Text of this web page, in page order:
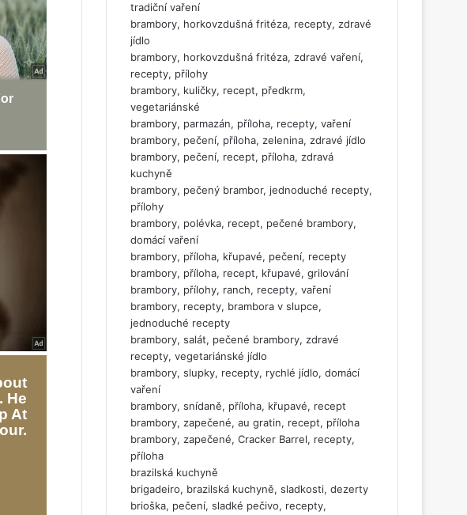
tradiční vaření
brambory, horkovzdušná fritéza, recepty, zdravé
jídlo
brambory, horkovzdušná fritéza, zdravé vaření,
recepty, přílohy
brambory, kuličky, recept, předkrm,
vegetariánské
brambory, parmazán, příloha, recepty, vaření
brambory, pečení, příloha, zelenina, zdravé jídlo
brambory, pečení, recept, příloha, zdravá
kuchyně
brambory, pečený brambor, jednoduché recepty,
přílohy
brambory, polévka, recept, pečené brambory,
domácí vaření
brambory, příloha, křupavé, pečení, recepty
brambory, příloha, recept, křupavé, grilování
brambory, přílohy, ranch, recepty, vaření
brambory, recepty, brambora v slupce,
jednoduché recepty
brambory, salát, pečené brambory, zdravé
recepty, vegetariánské jídlo
brambory, slupky, recepty, rychlé jídlo, domácí
vaření
brambory, snídaně, příloha, křupavé, recept
brambory, zapečené, au gratin, recept, příloha
brambory, zapečené, Cracker Barrel, recepty,
příloha
brazilská kuchyně
brigadeiro, brazilská kuchyně, sladkosti, dezerty
brioška, pečení, sladké pečivo, recepty,